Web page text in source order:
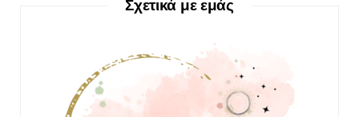
Σχετικά με εμάς